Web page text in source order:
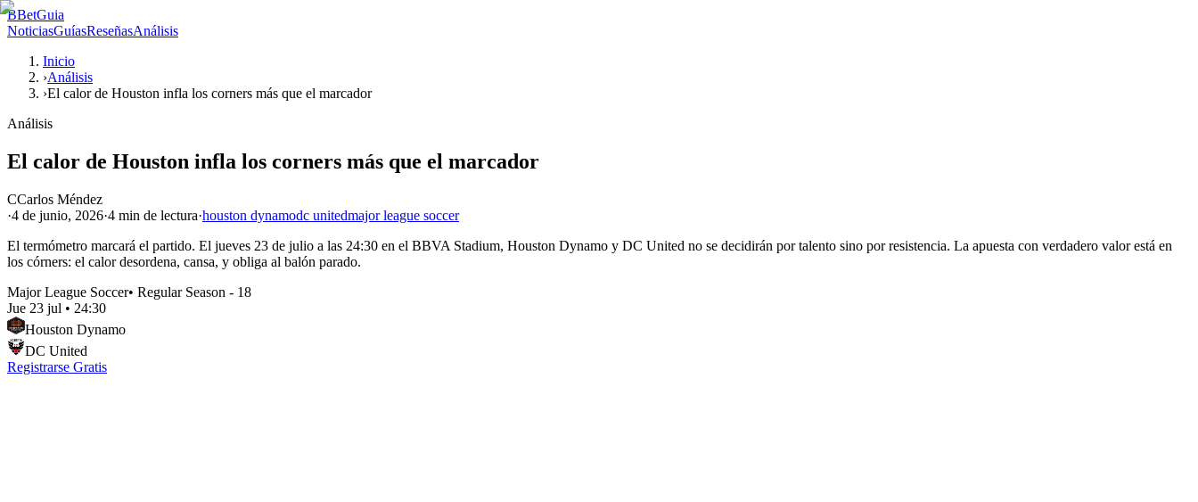
BBetGuia
NoticiasGuíasReseñasAnálisis
Inicio
›Análisis
›El calor de Houston infla los corners más que el marcador
Análisis
El calor de Houston infla los corners más que el marcador
CCarlos Méndez
·4 de junio, 2026·4 min de lectura·houston dynamodc unitedmajor league soccer
El termómetro marcará el partido. El jueves 23 de julio a las 24:30 en el BBVA Stadium, Houston Dynamo y DC United no se decidirán por talento sino por resistencia. La apuesta con verdadero valor está en
los córners: el calor desordena, cansa, y obliga al balón parado.
Major League Soccer• Regular Season - 18
Jue 23 jul • 24:30
Houston Dynamo
DC United
Registrarse Gratis